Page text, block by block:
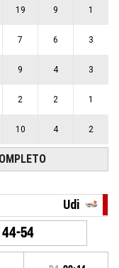
19 9 1
7 6 3
9 4 3
2 2 1
10 4 2
Udi
44-54